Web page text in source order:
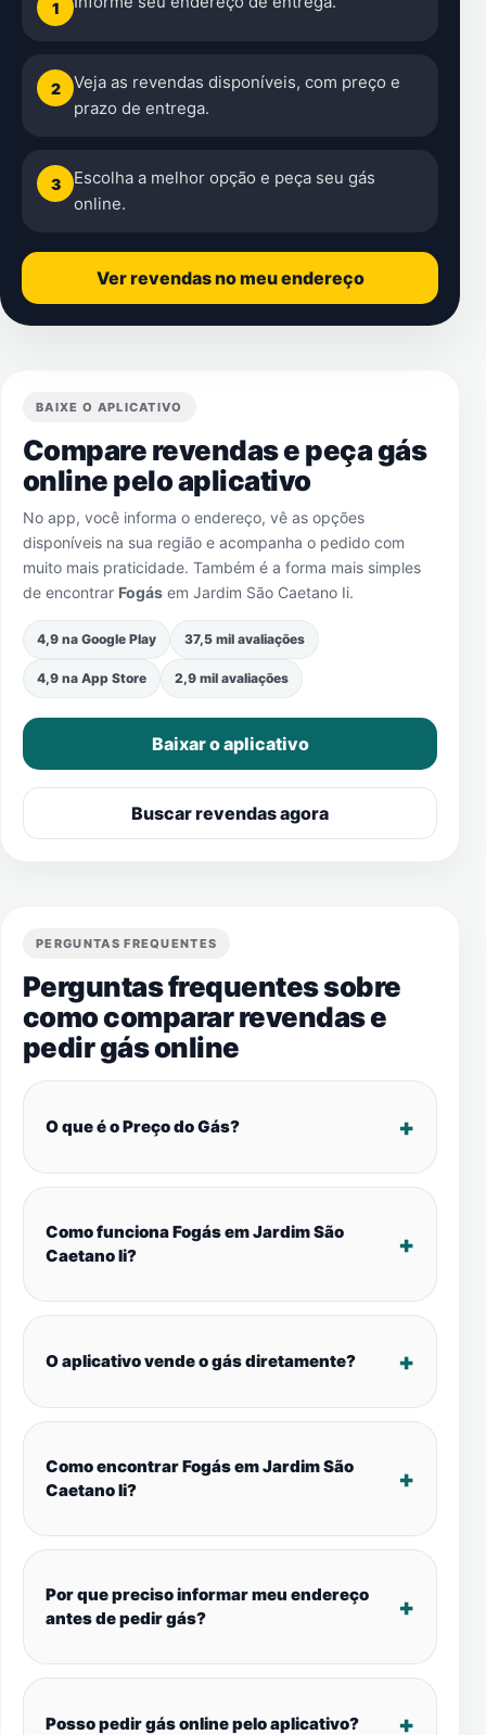
1
2
Veja as revendas disponíveis, com preço e
prazo de entrega.
3
Escolha a melhor opção e peça seu gás
online.
Ver revendas no meu endereço
BAIXE O APLICATIVO
Compare revendas e peça gás
online pelo aplicativo
No app, você informa o endereço, vê as opções
disponíveis na sua região e acompanha o pedido com
muito mais praticidade. Também é a forma mais simples
de encontrar Fogás em Jardim São Caetano Ii.
4,9 na Google Play 37,5 mil avaliações
4,9 na App Store 2,9 mil avaliações
Baixar o aplicativo
Buscar revendas agora
PERGUNTAS FREQUENTES
Perguntas frequentes sobre
como comparar revendas e
pedir gás online
O que é o Preço do Gás?
Como funciona Fogás em Jardim São
Caetano Ii?
O aplicativo vende o gás diretamente?
Como encontrar Fogás em Jardim São
Caetano Ii?
Por que preciso informar meu endereço
antes de pedir gás?
Posso pedir gás online pelo aplicativo?